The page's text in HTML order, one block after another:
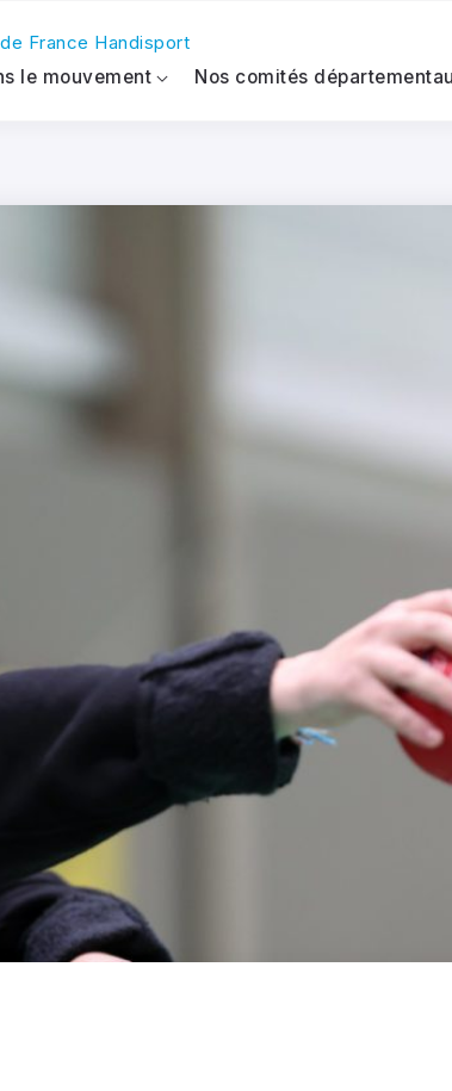
le mouvement Nos comités